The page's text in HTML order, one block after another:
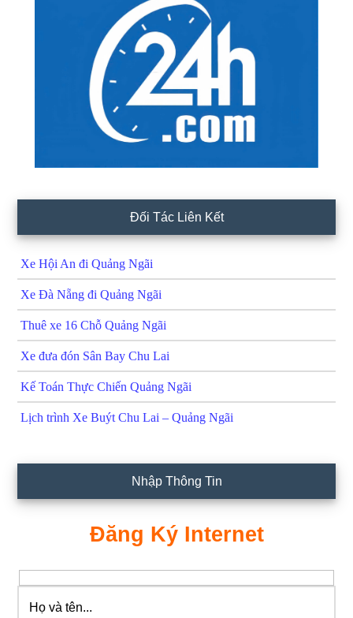
Đối Tác Liên Kết
Xe Hội An đi Quảng Ngãi
Xe Đà Nẵng đi Quảng Ngãi
Thuê xe 16 Chỗ Quảng Ngãi
Xe đưa đón Sân Bay Chu Lai
Kế Toán Thực Chiến Quảng Ngãi
Lịch trình Xe Buýt Chu Lai – Quảng Ngãi
Nhập Thông Tin
Đăng Ký Internet